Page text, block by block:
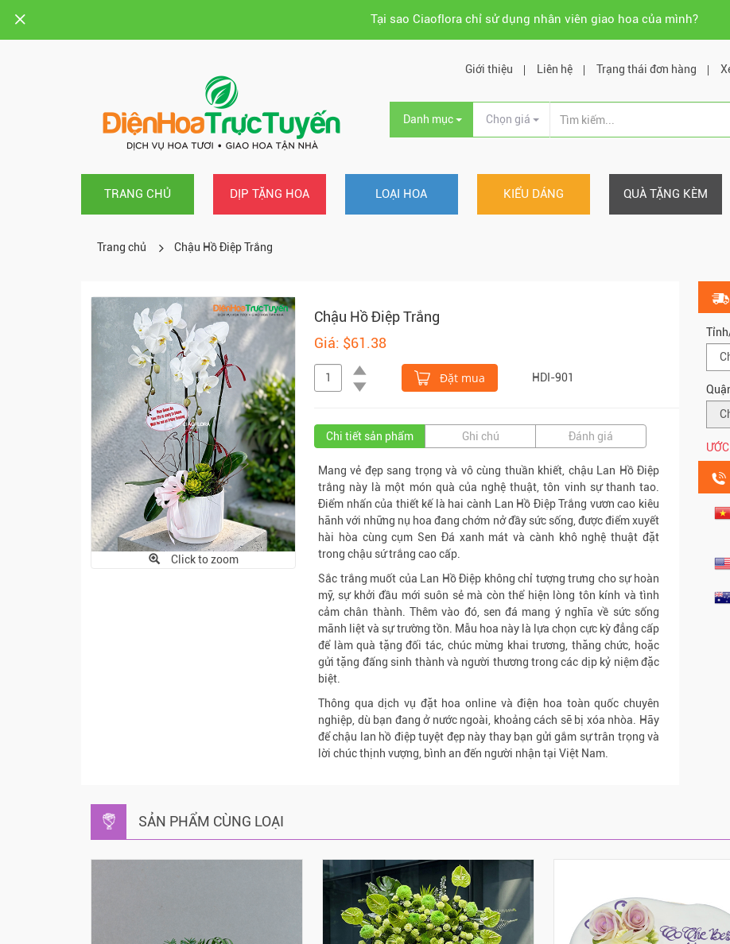
Tại sao Ciaoflora chỉ sử dụng nhân viên giao hoa của mình?
Giới thiệu Liên hệ Trạng thái đơn hàng
Danh mục Chọn giá
TRANG CHỦ DỊP TẶNG HOA LOẠI HOA KIỂU DÁNG QUÀ TẶNG KÈM
Trang chủ Chậu Hồ Điệp Trắng
Click to zoom
Chậu Hồ Điệp Trắng
Giá: $61.38
Đặt mua HDI-901
Chi tiết sản phẩm Ghi chú Đánh giá
Mang vẻ đẹp sang trọng và vô cùng thuần khiết, chậu Lan Hồ Điệp
trắng này là một món quà của nghệ thuật, tôn vinh sự thanh tao.
Điểm nhấn của thiết kế là hai cành Lan Hồ Điệp Trắng vươn cao kiêu
hãnh với những nụ hoa đang chớm nở đầy sức sống, được điểm xuyết
hài hòa cùng cụm Sen Đá xanh mát và cành khô nghệ thuật đặt
trong chậu sứ trắng cao cấp.
Sắc trắng muốt của Lan Hồ Điệp không chỉ tượng trưng cho sự hoàn
mỹ, sự khởi đầu mới suôn sẻ mà còn thể hiện lòng tôn kính và tình
cảm chân thành. Thêm vào đó, sen đá mang ý nghĩa về sức sống
mãnh liệt và sự trường tồn. Mẫu hoa này là lựa chọn cực kỳ đẳng cấp
để làm quà tặng đối tác, chúc mừng khai trương, thăng chức, hoặc
gửi tặng đấng sinh thành và người thương trong các dịp kỷ niệm đặc
biệt.
Thông qua dịch vụ đặt hoa online và điện hoa toàn quốc chuyên
nghiệp, dù bạn đang ở nước ngoài, khoảng cách sẽ bị xóa nhòa. Hãy
để chậu lan hồ điệp tuyệt đẹp này thay bạn gửi gắm sự trân trọng và
lời chúc thịnh vượng, bình an đến người nhận tại Việt Nam.
SẢN PHẨM CÙNG LOẠI